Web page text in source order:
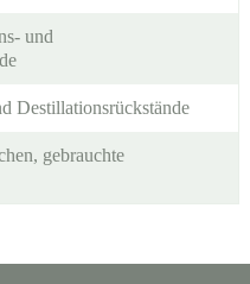
und
Destillationsrückstände
gebrauchte